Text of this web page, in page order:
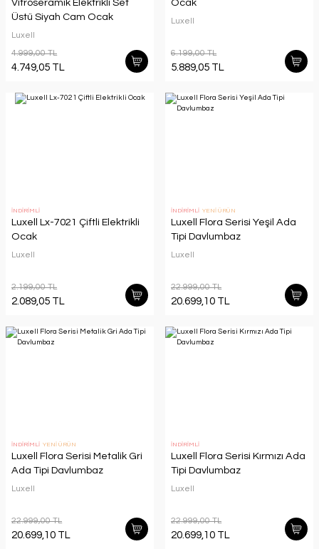
Vitroseramik Elektrikli Set
Üstü Siyah Cam Ocak
Luxell
4.999,00 TL
4.749,05 TL
Ocak
Luxell
6.199,00 TL
5.889,05 TL
İNDİRİMLİ
Luxell Lx-7021 Çiftli Elektrikli
Ocak
Luxell
2.199,00 TL
2.089,05 TL
İNDİRİMLİ YENİ ÜRÜN
Luxell Flora Serisi Yeşil Ada
Tipi Davlumbaz
Luxell
22.999,00 TL
20.699,10 TL
İNDİRİMLİ YENİ ÜRÜN
Luxell Flora Serisi Metalik Gri
Ada Tipi Davlumbaz
Luxell
22.999,00 TL
20.699,10 TL
İNDİRİMLİ
Luxell Flora Serisi Kırmızı Ada
Tipi Davlumbaz
Luxell
22.999,00 TL
20.699,10 TL